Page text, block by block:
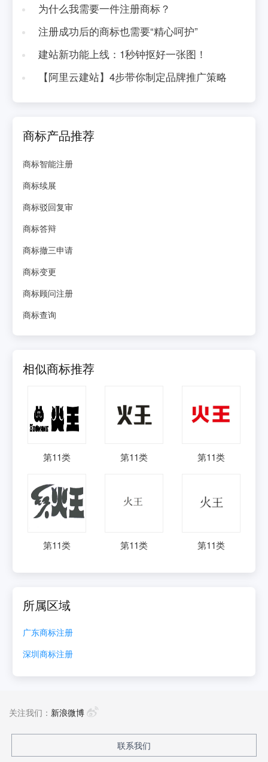
为什么我需要一件注册商标？
注册成功后的商标也需要“精心呵护”
建站新功能上线：1秒钟抠好一张图！
【阿里云建站】4步带你制定品牌推广策略
商标产品推荐
商标智能注册
商标续展
商标驳回复审
商标答辩
商标撤三申请
商标变更
商标顾问注册
商标查询
相似商标推荐
第11类 第11类 第11类
第11类 第11类 第11类
所属区域
广东商标注册
深圳商标注册